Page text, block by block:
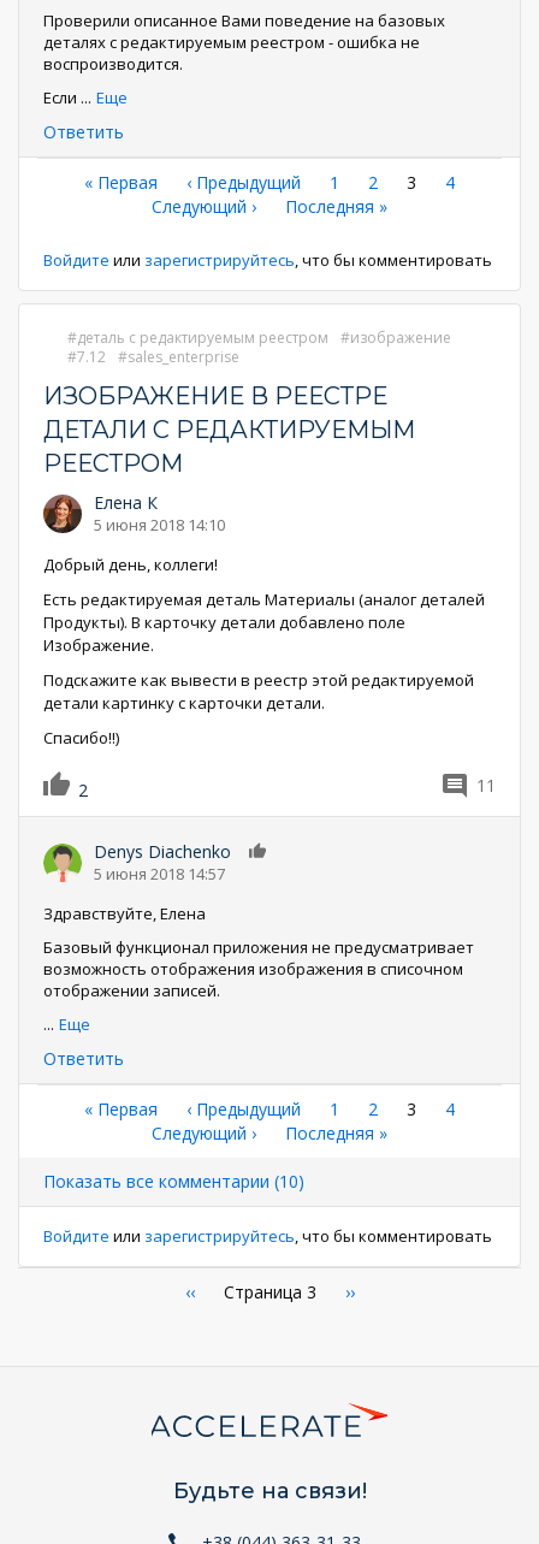
Проверили описанное Вами поведение на базовых
деталях с редактируемым реестром - ошибка не
воспроизводится.
Если ... Еще
Ответить
Нумерация
страниц
Первая
страница
« Первая ←
‹ Предыдущий Страница
1 Страница
2
Текущая
3 Страница
4
Следующая
Следующий ›
Последняя
Последняя »
Войдите или зарегистрируйтесь , что бы комментировать
деталь с редактируемым реестром
изображение
7.12
sales_enterprise
ИЗОБРАЖЕНИЕ В РЕЕСТРЕ
ДЕТАЛИ С РЕДАКТИРУЕМЫМ
РЕЕСТРОМ
Елена К
5 июня 2018 14:10
Добрый день, коллеги!
Есть редактируемая деталь Материалы (аналог деталей
Продукты). В карточку детали добавлено поле
Изображение.
Подскажите как вывести в реестр этой редактируемой
детали картинку с карточки детали.
Спасибо!!)
2 11
Denys Diachenko
5 июня 2018 14:57
Здравствуйте, Елена
Базовый функционал приложения не предусматривает
возможность отображения изображения в списочном
отображении записей.
... Еще
Ответить
Нумерация
страниц
Первая
страница
« Первая ←
‹ Предыдущий Страница
1 Страница
2
Текущая
3 Страница
4
Следующая
Следующий ›
Последняя
Последняя »
Показать все комментарии (10)
Войдите или зарегистрируйтесь , что бы комментировать
Нумерация
←
‹‹ Страница 3
Следующая
››
Будьте на связи!